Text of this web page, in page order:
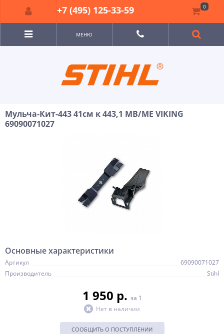
МЕНЮ
Мульча-Кит-443 41см к 443,1 MB/ME VIKING
69090071027
Основные характеристики
Артикул
69090071027
Производитель
Stihl
1 950 p. за 1
Нет в наличии
СООБЩИТЬ О ПОСТУПЛЕНИИ
+7 (495) 125-33-59 0